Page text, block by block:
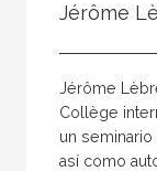
Coordinador
Editor
Jérôme
Jérôme
Collège
un seminario
así como